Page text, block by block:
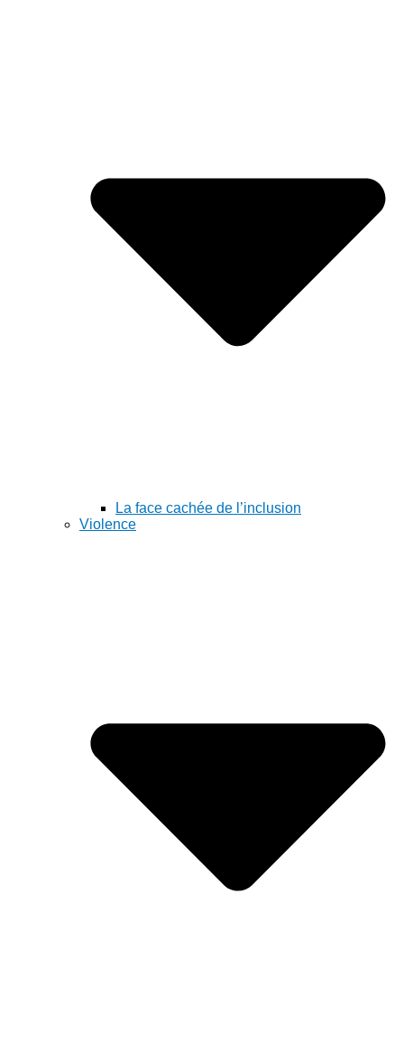
La face cachée de l’inclusion
Violence